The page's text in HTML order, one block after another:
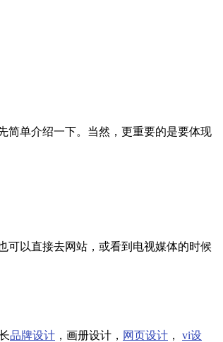
单介绍一下。当然，更重要的是要体现
以直接去网站，或看到电视媒体的时候
品牌设计 ，画册设计， 网页设计 ， vi设